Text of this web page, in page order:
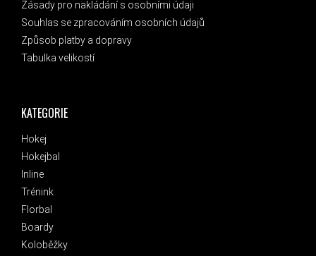
KATEGORIE
Hokej
Hokejbal
Inline
Trénink
Florbal
Boardy
Koloběžky
Zásady pro nakládání s osobními údaji
Souhlas se zpracováním osobních údajů
Způsob platby a dopravy
Tabulka velikostí